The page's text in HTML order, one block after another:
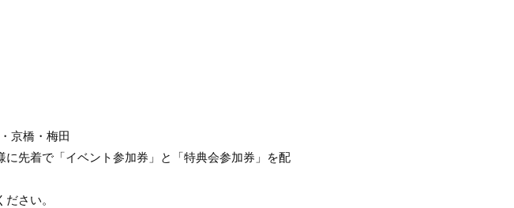
京橋・梅田
先着で「イベント参加券」と「特典会参加券」を配
さい。